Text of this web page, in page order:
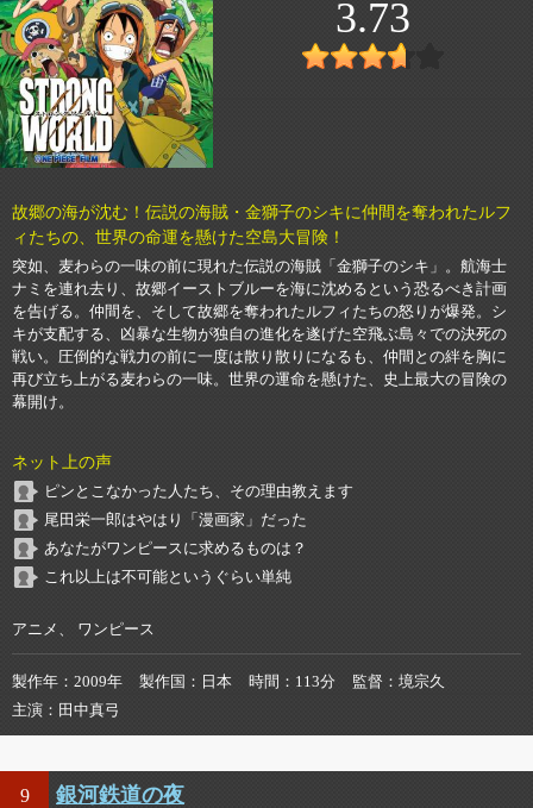
3.73
故郷の海が沈む！伝説の海賊・金獅子のシキに仲間を奪われたルフ
ィたちの、世界の命運を懸けた空島大冒険！
突如、麦わらの一味の前に現れた伝説の海賊「金獅子のシキ」。航海士
ナミを連れ去り、故郷イーストブルーを海に沈めるという恐るべき計画
を告げる。仲間を、そして故郷を奪われたルフィたちの怒りが爆発。シ
キが支配する、凶暴な生物が独自の進化を遂げた空飛ぶ島々での決死の
戦い。圧倒的な戦力の前に一度は散り散りになるも、仲間との絆を胸に
再び立ち上がる麦わらの一味。世界の運命を懸けた、史上最大の冒険の
幕開け。
ネット上の声
ピンとこなかった人たち、その理由教えます
尾田栄一郎はやはり「漫画家」だった
あなたがワンピースに求めるものは？
これ以上は不可能というぐらい単純
アニメ、 ワンピース
製作年 2009年 製作国 日本 時間 113分 監督
境宗久
主演
田中真弓
9 銀河鉄道の夜